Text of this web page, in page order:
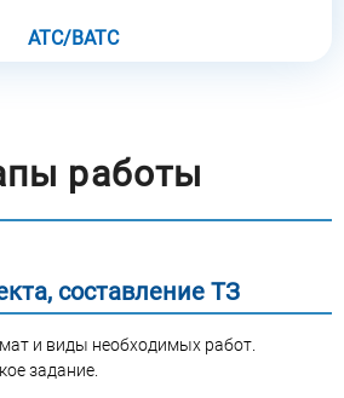
АТС/ВАТС
работы
составление ТЗ
и виды необходимых работ.
задание.